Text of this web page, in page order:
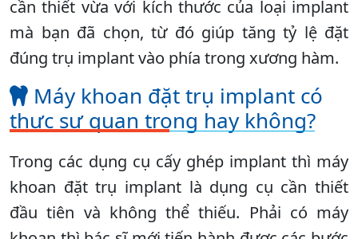
cần thiết vừa với kích thước của loại implant
mà bạn đã chọn, từ đó giúp tăng tỷ lệ đặt
đúng trụ implant vào phía trong xương hàm.
Máy khoan đặt trụ implant có
thực sự quan trọng hay không?
Trong các dụng cụ cấy ghép implant thì máy
khoan đặt trụ implant là dụng cụ cần thiết
đầu tiên và không thể thiếu. Phải có máy